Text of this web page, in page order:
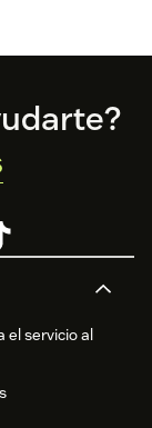
el servicio al